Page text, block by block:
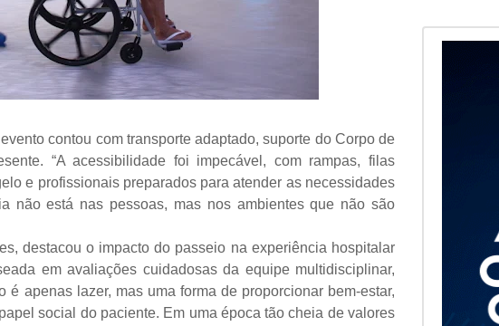
contou com transporte adaptado, suporte do Corpo de
“A acessibilidade foi impecável, com rampas, filas
e profissionais preparados para atender as necessidades
não está nas pessoas, mas nos ambientes que não são
destacou o impacto do passeio na experiência hospitalar
em avaliações cuidadosas da equipe multidisciplinar,
apenas lazer, mas uma forma de proporcionar bem-estar,
social do paciente. Em uma época tão cheia de valores